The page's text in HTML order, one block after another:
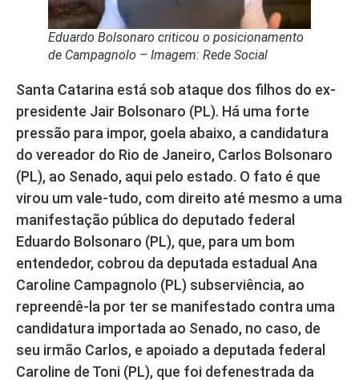
Eduardo Bolsonaro criticou o posicionamento
de Campagnolo – Imagem: Rede Social
Santa Catarina está sob ataque dos filhos do ex-
presidente Jair Bolsonaro (PL). Há uma forte
pressão para impor, goela abaixo, a candidatura
do vereador do Rio de Janeiro, Carlos Bolsonaro
(PL), ao Senado, aqui pelo estado. O fato é que
virou um vale-tudo, com direito até mesmo a uma
manifestação pública do deputado federal
Eduardo Bolsonaro (PL), que, para um bom
entendedor, cobrou da deputada estadual Ana
Caroline Campagnolo (PL) subserviência, ao
repreendê-la por ter se manifestado contra uma
candidatura importada ao Senado, no caso, de
seu irmão Carlos, e apoiado a deputada federal
Caroline de Toni (PL), que foi defenestrada da